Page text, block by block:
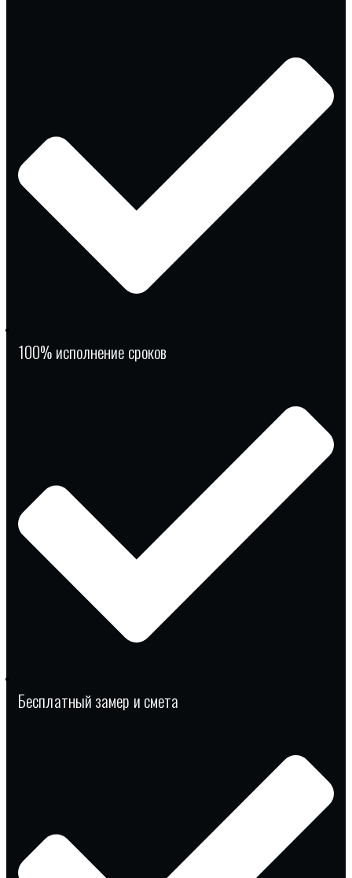
100% исполнение сроков
Бесплатный замер и смета